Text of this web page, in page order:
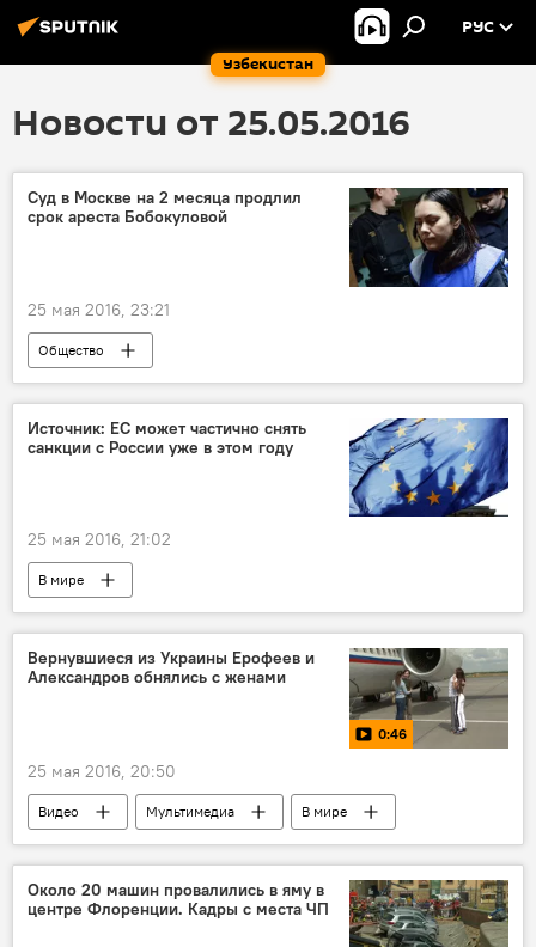
Узбекистан
РУС
Новости от 25.05.2016
Суд в Москве на 2 месяца продлил
срок ареста Бобокуловой
25 мая 2016, 23:21
Общество
Источник: ЕС может частично снять
санкции с России уже в этом году
25 мая 2016, 21:02
В мире
Вернувшиеся из Украины Ерофеев и
Александров обнялись с женами
0:46
25 мая 2016, 20:50
Видео Мультимедиа В мире
Около 20 машин провалились в яму в
центре Флоренции. Кадры с места ЧП